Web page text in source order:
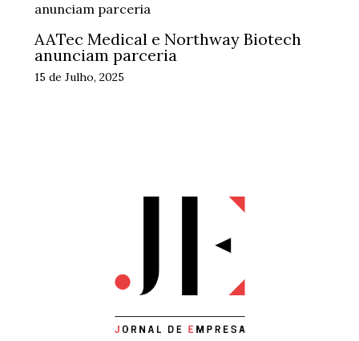
AATec Medical e Northway Biotech
anunciam parceria
15 de Julho, 2025